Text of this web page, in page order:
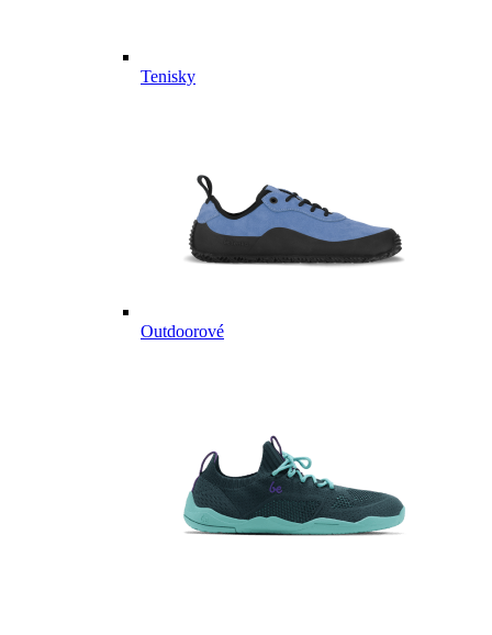
Tenisky
Outdoorové